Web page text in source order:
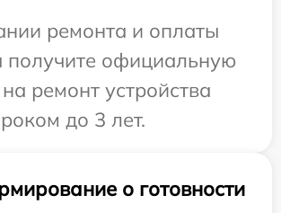
ремонта и оплаты
получите официальную
ремонт устройства
до 3 лет.
о готовности